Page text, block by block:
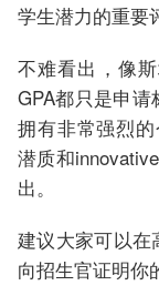
学生潜力的重要
不难看出，像
GPA都只是申
拥有非常强烈
潜质和
出。
建议大家可以在
向招生官证明你